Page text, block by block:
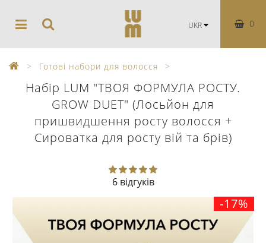
0
UKR
Готові набори для волосся
Набір LUM "ТВОЯ ФОРМУЛА РОСТУ.
GROW DUET" (Лосьйон для
пришвидшення росту волосся +
Сироватка для росту вій та брів)
6 відгуків
-17%